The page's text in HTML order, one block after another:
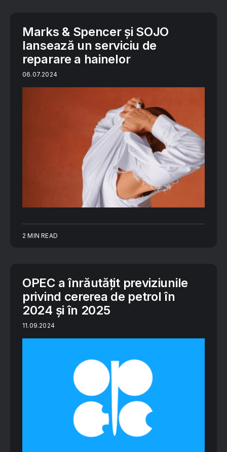
Marks & Spencer și SOJO
lansează un serviciu de
reparare a hainelor
06.07.2024
2 MIN READ
OPEC a înrăutăţit previziunile
privind cererea de petrol în
2024 şi în 2025
11.09.2024